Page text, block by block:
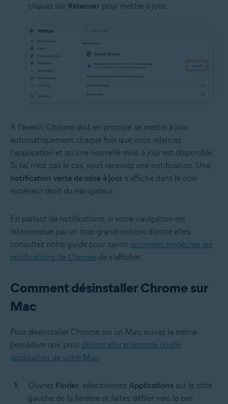
cliquez sur Relancer pour mettre à jour.
À l’avenir, Chrome doit en principe se mettre à jour
automatiquement chaque fois que vous relancez
l’application et qu’une nouvelle mise à jour est disponible.
Si tel n’est pas le cas, vous recevrez une notification. Une
notification verte de mise à jour s’affiche dans le coin
supérieur droit du navigateur.
En parlant de notifications, si votre navigation est
interrompue par un trop grand nombre d’entre elles,
consultez notre guide pour savoir comment empêcher les
notifications de Chrome de s’afficher.
Comment désinstaller Chrome sur
Mac
Pour désinstaller Chrome sur un Mac, suivez la même
procédure que pour désinstaller n’importe quelle
application de votre Mac.
Ouvrez Finder, sélectionnez Applications sur le côté
gauche de la fenêtre et faites défiler vers le bas